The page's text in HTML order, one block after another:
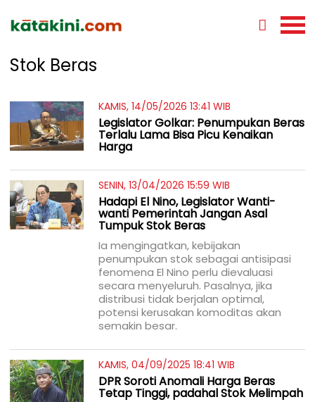
Stok Beras
KAMIS, 14/05/2026 13:41 WIB
Legislator Golkar: Penumpukan Beras
Terlalu Lama Bisa Picu Kenaikan
Harga
SENIN, 13/04/2026 15:59 WIB
Hadapi El Nino, Legislator Wanti-
wanti Pemerintah Jangan Asal
Tumpuk Stok Beras
Ia mengingatkan, kebijakan
penumpukan stok sebagai antisipasi
fenomena El Nino perlu dievaluasi
secara menyeluruh. Pasalnya, jika
distribusi tidak berjalan optimal,
potensi kerusakan komoditas akan
semakin besar.
KAMIS, 04/09/2025 18:41 WIB
DPR Soroti Anomali Harga Beras
Tetap Tinggi, padahal Stok Melimpah